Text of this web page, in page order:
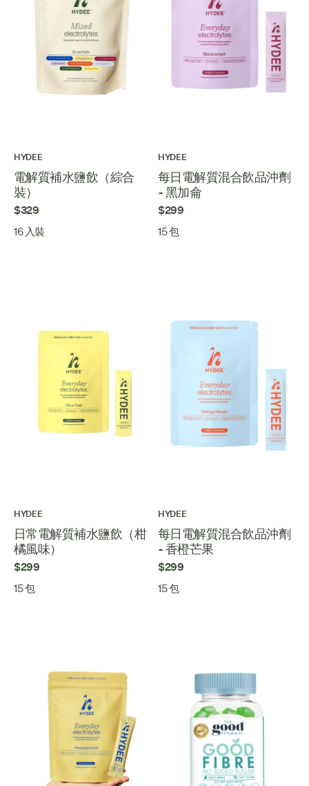
HYDEE
電解質補水鹽飲（綜合
裝）
$329
16 入裝
HYDEE
每日電解質混合飲品沖劑
- 黑加侖
$299
15 包
HYDEE
日常電解質補水鹽飲（柑
橘風味）
$299
15 包
HYDEE
每日電解質混合飲品沖劑
- 香橙芒果
$299
15 包